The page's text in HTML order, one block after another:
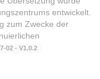
entwickelt.
zum Zwecke der
02 - V1.0.2